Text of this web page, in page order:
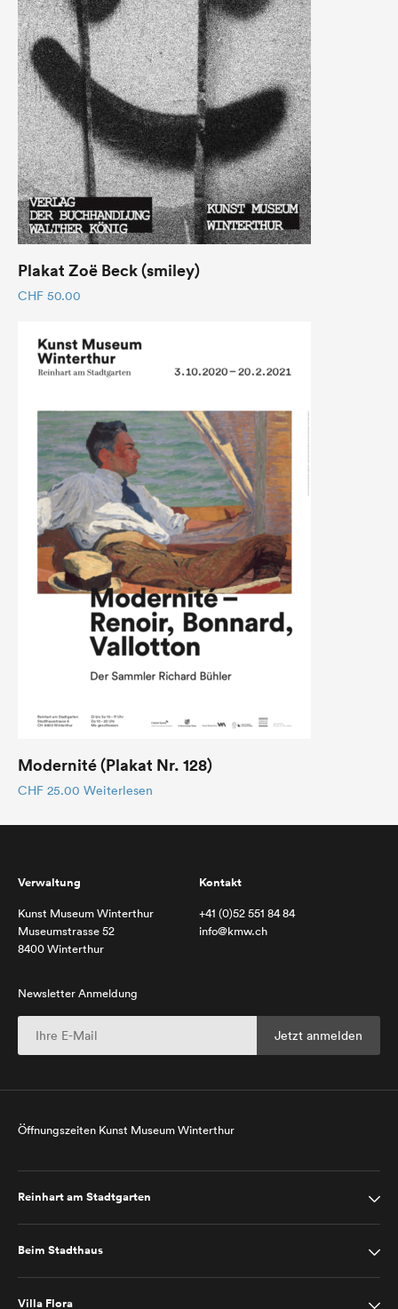
Plakat Zoë Beck (smiley)
CHF 50.00
Modernité (Plakat Nr. 128)
CHF 25.00 Weiterlesen
Verwaltung
Kunst Museum Winterthur
Museumstrasse 52
8400 Winterthur
Kontakt
+41 (0)52 551 84 84
info@kmw.ch
Newsletter Anmeldung
Öffnungszeiten Kunst Museum Winterthur
Reinhart am Stadtgarten
Beim Stadthaus
Villa Flora